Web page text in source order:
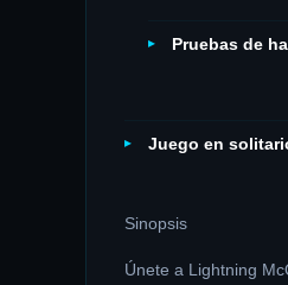
Pruebas de
Juego en
Sinopsis
Únete a Lightning